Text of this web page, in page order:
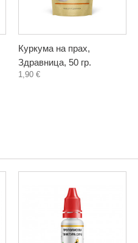
Куркума на прах,
Здравница, 50 гр.
1,90 €